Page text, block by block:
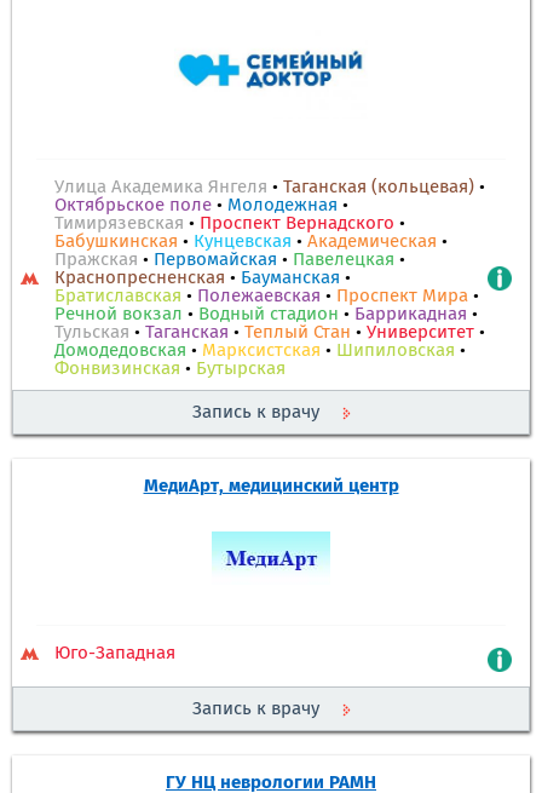
Улица Академика Янгеля • Таганская (кольцевая) •
Октябрьское поле • Молодежная •
Тимирязевская • Проспект Вернадского •
Бабушкинская • Кунцевская • Академическая •
Пражская • Первомайская • Павелецкая •
Краснопресненская • Бауманская •
Братиславская • Полежаевская • Проспект Мира •
Речной вокзал • Водный стадион • Баррикадная •
Тульская • Таганская • Теплый Стан • Университет •
Домодедовская • Марксистская • Шипиловская •
Фонвизинская • Бутырская
Запись к врачу
МедиАрт, медицинский центр
Юго-Западная
Запись к врачу
ГУ НЦ неврологии РАМН